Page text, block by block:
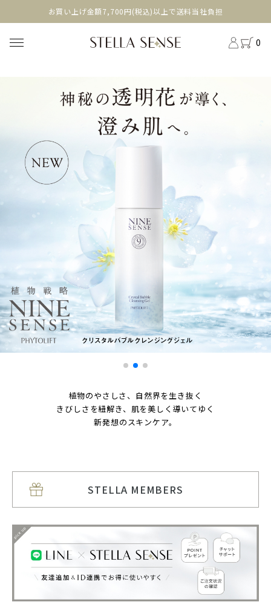
お買い上げ金額7,700円(税込)以上で送料当社負担
0
植物のやさしさ、自然界を生き抜く
きびしさを紐解き、肌を美しく導いてゆく
新発想のスキンケア。
STELLA MEMBERS